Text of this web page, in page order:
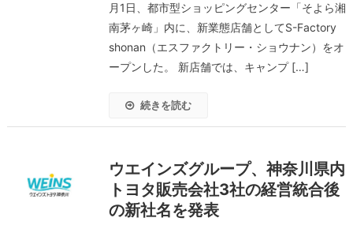
月1日、都市型ショッピングセンター「そよら湘
南茅ヶ崎」内に、新業態店舗としてS-Factory
shonan（エスファクトリー・ショウナン）をオ
ープンした。 新店舗では、キャンプ […]
続きを読む
ウエインズグループ、神奈川県内
トヨタ販売会社3社の経営統合後
の新社名を発表